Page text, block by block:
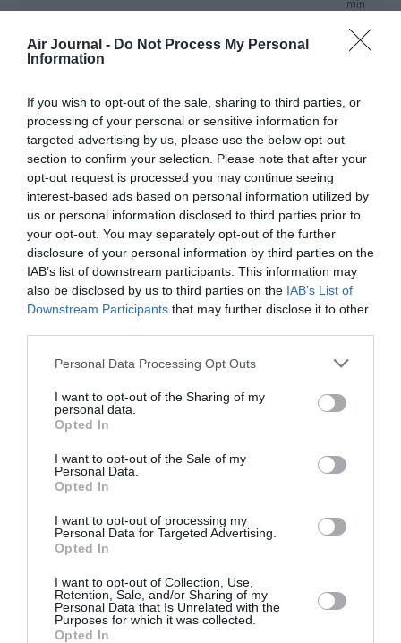
Air Journal - Do Not Process My Personal
Information
If you wish to opt-out of the sale, sharing to third parties, or
processing of your personal or sensitive information for
targeted advertising by us, please use the below opt-out
section to confirm your selection. Please note that after your
opt-out request is processed you may continue seeing
interest-based ads based on personal information utilized by
us or personal information disclosed to third parties prior to
your opt-out. You may separately opt-out of the further
disclosure of your personal information by third parties on the
IAB’s list of downstream participants. This information may
also be disclosed by us to third parties on the IAB’s List of
Downstream Participants that may further disclose it to other
Personal Data Processing Opt Outs
I want to opt-out of the Sharing of my
personal data.
Opted In
I want to opt-out of the Sale of my
Personal Data.
Opted In
I want to opt-out of processing my
Personal Data for Targeted Advertising.
Opted In
I want to opt-out of Collection, Use,
Retention, Sale, and/or Sharing of my
Personal Data that Is Unrelated with the
Purposes for which it was collected.
Opted In
min
compagnie en Belgique (en nombre de passagers),
devançant Ryanair de près de 3 % : 7,5 millions contre 7,3
millions) et Bruxelles (1,8 million). Une réelle performance,
mais l’écart diminue d’année en année…
RÉPONDRE
LSOa commenté :
13 janvier 2016 - 12 h
29 min
comparer du LC à du CC/MC ….le volume n’est pas
le même !
RÉPONDRE
14 h 32 min
Il y a, en Belgique, une forme de
à qui transporte le plus de passagers en
un an de/vers les aéroports belges. En
pratique, la compétition est entre Brussels
Airlines est encore la première, mais de
justesse. Il est possible, certains disent
place en 2016. Qui vivra verra !
RÉPONDRE